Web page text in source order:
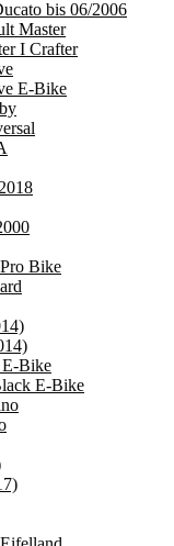
bis 06/2006
Master
I Crafter
E-Bike
Bike
Bike
E-Bike